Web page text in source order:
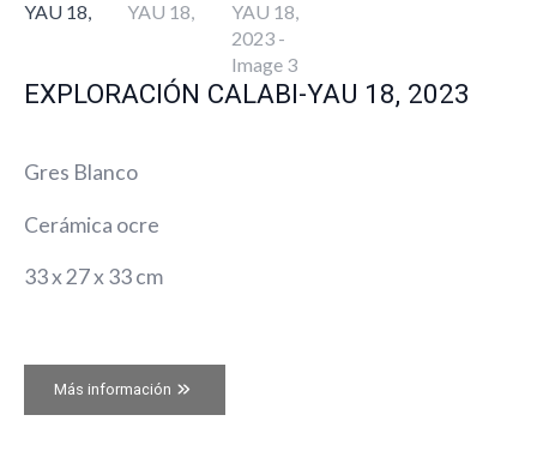
EXPLORACIÓN CALABI-YAU 18, 2023
Gres Blanco
Cerámica ocre
33 x 27 x 33 cm
Más información